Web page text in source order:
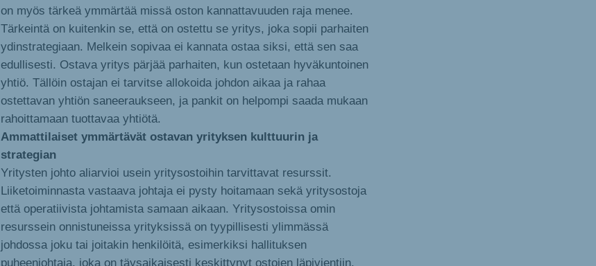
on myös tärkeä ymmärtää missä oston kannattavuuden raja menee.
Tärkeintä on kuitenkin se, että on ostettu se yritys, joka sopii parhaiten
ydinstrategiaan. Melkein sopivaa ei kannata ostaa siksi, että sen saa
edullisesti. Ostava yritys pärjää parhaiten, kun ostetaan hyväkuntoinen
yhtiö. Tällöin ostajan ei tarvitse allokoida johdon aikaa ja rahaa
ostettavan yhtiön saneeraukseen, ja pankit on helpompi saada mukaan
rahoittamaan tuottavaa yhtiötä.
Ammattilaiset ymmärtävät ostavan yrityksen kulttuurin ja
strategian
Yritysten johto aliarvioi usein yritysostoihin tarvittavat resurssit.
Liiketoiminnasta vastaava johtaja ei pysty hoitamaan sekä yritysostoja
että operatiivista johtamista samaan aikaan. Yritysostoissa omin
resurssein onnistuneissa yrityksissä on tyypillisesti ylimmässä
johdossa joku tai joitakin henkilöitä, esimerkiksi hallituksen
puheenjohtaja, joka on täysaikaisesti keskittynyt ostojen läpivientiin.